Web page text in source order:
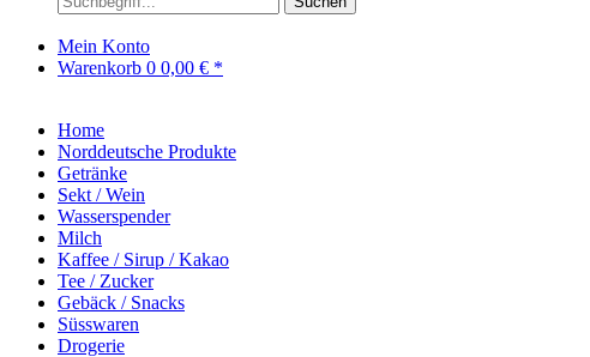
Mein Konto
Warenkorb 0 0,00 € *
Home
Norddeutsche Produkte
Getränke
Sekt / Wein
Wasserspender
Milch
Kaffee / Sirup / Kakao
Tee / Zucker
Gebäck / Snacks
Süsswaren
Drogerie